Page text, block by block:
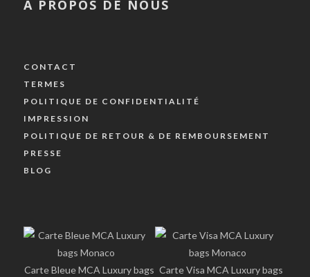
A PROPOS DE NOUS
CONTACT
TERMES
POLITIQUE DE CONFIDENTIALITÉ
IMPRESSION
POLITIQUE DE RETOUR & DE REMBOURSEMENT
PRESSE
BLOG
Carte Bleue MCA Luxury bags Carte Visa MCA Luxury bags